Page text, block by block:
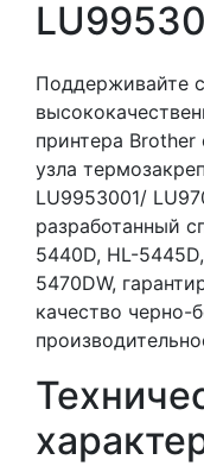
Поддерживайте
принтера
узла
LU9953001/
разработанный
5440D, HL-
5470DW,
качество черно-